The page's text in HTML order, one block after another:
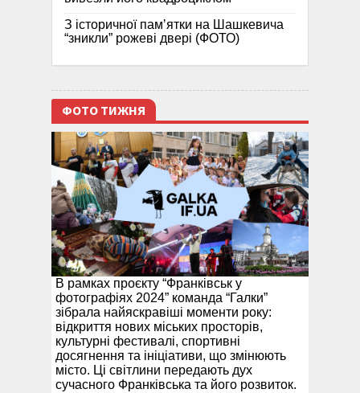
З історичної памʼятки на Шашкевича
“зникли” рожеві двері (ФОТО)
ФОТО ТИЖНЯ
В рамках проєкту “Франківськ у
фотографіях 2024” команда “Галки”
зібрала найяскравіші моменти року:
відкриття нових міських просторів,
культурні фестивалі, спортивні
досягнення та ініціативи, що змінюють
місто. Ці світлини передають дух
сучасного Франківська та його розвиток.